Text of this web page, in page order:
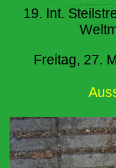
19. Int.
Freitag, 27.